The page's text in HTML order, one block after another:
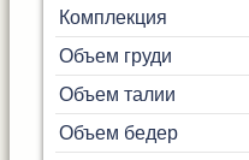
Комплекция
Объем груди
Объем талии
Объем бедер